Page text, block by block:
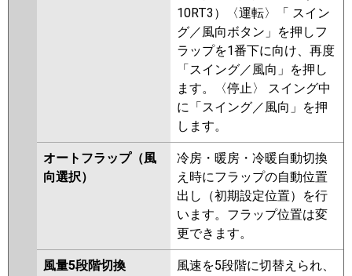
10RT3）〈運転〉「 スイン
グ／風向ボタン」を押しフ
ラップを1番下に向け、再度
「スイング／風向」を押し
ます。〈停止〉 スイング中
に「スイング／風向」を押
します。
オートフラップ（風
向選択）
冷房・暖房・冷暖自動切換
え時にフラップの自動位置
出し（初期設定位置）を行
います。フラップ位置は変
更できます。
風量5段階切換
風速を5段階に切替えられ、